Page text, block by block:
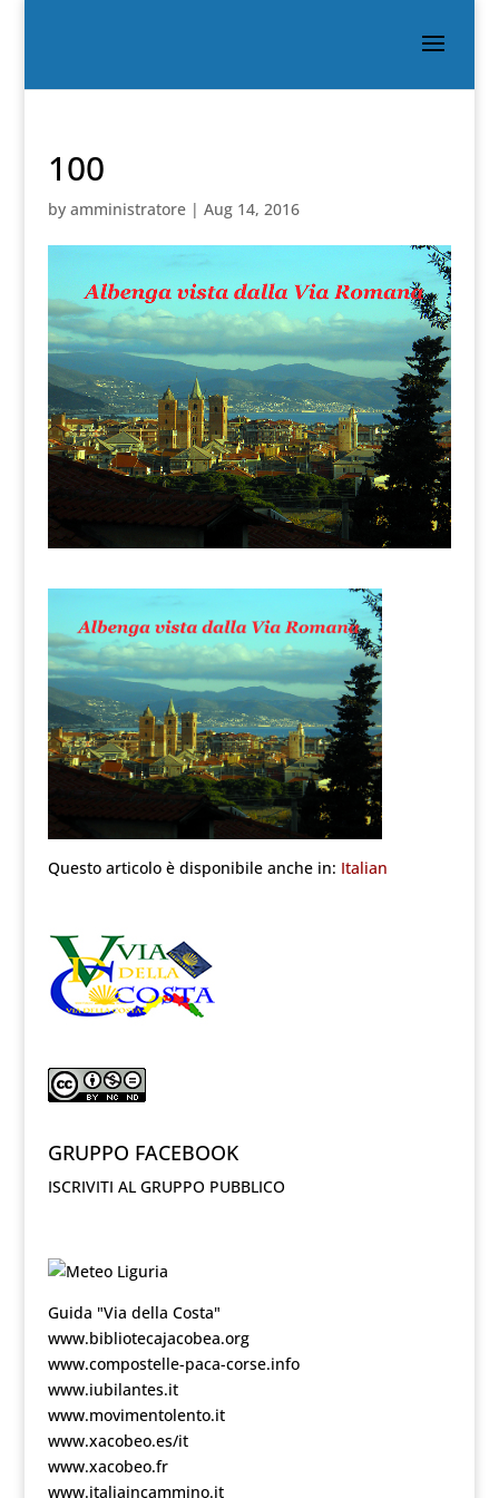
100
by amministratore| Aug 14, 2016
Questo articolo è disponibile anche in: Italian
GRUPPO FACEBOOK
ISCRIVITI AL GRUPPO PUBBLICO
Guida "Via della Costa"
www.bibliotecajacobea.org
www.compostelle-paca-corse.info
www.iubilantes.it
www.movimentolento.it
www.xacobeo.es/it
www.xacobeo.fr
www.italiaincammino.it